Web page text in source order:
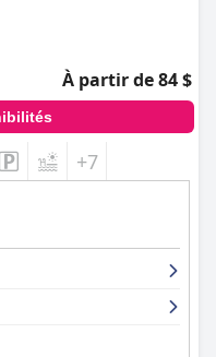
À partir de 84 $
+7